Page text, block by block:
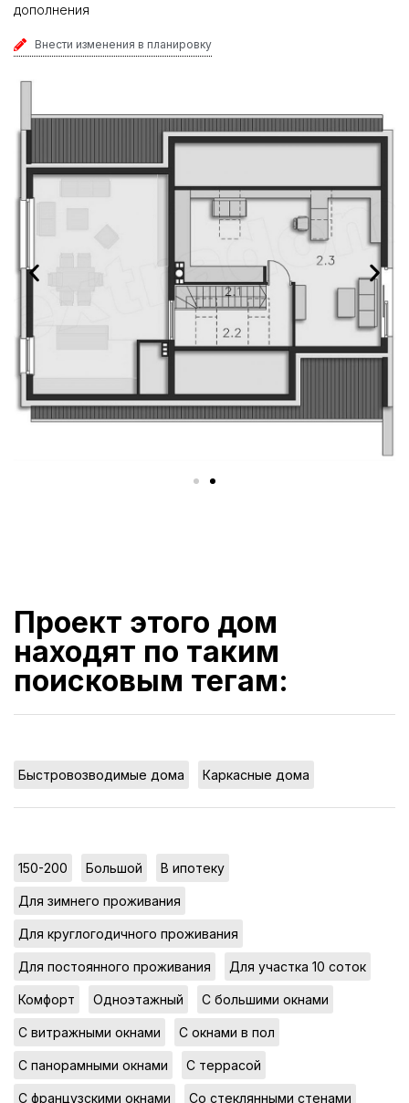
дополнения
Внести изменения в планировку
Проект этого дом
находят по таким
поисковым тегам:
Быстровозводимые дома Каркасные дома
150-200 Большой В ипотеку
Для зимнего проживания
Для круглогодичного проживания
Для постоянного проживания Для участка 10 соток
Комфорт Одноэтажный С большими окнами
С витражными окнами С окнами в пол
С панорамными окнами С террасой
С французскими окнами Со стеклянными стенами